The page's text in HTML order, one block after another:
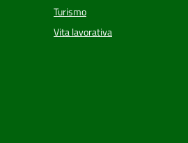
Turismo
Vita lavorativa